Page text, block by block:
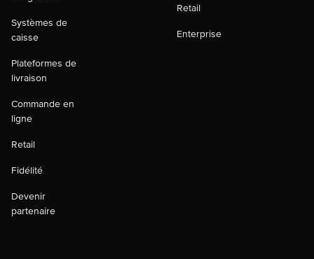
Systèmes de
caisse
Plateformes de
livraison
Commande en
ligne
Retail
Fidélité
Devenir
partenaire
Retail
Enterprise